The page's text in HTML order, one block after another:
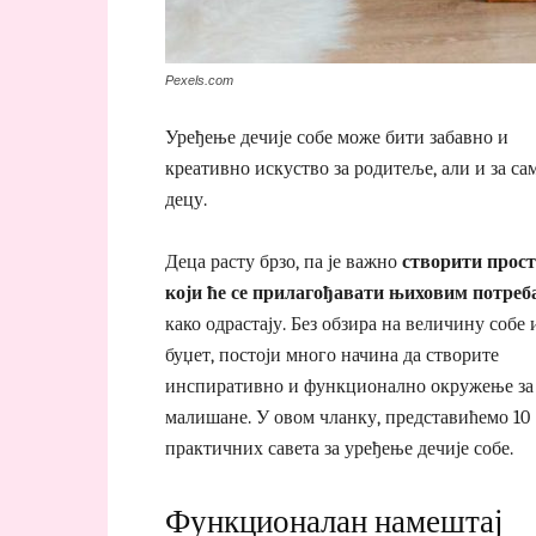
Pexels.com
Уређење дечије собе може бити забавно и
креативно искуство за родитеље, али и за
децу.
Деца расту брзо, па је важно створити
који ће се прилагођавати њиховим
како одрастају. Без обзира на величину собе
буџет, постоји много начина да створите
инспиративно и функционално окружење
малишане. У овом чланку, представићемо 10
практичних савета за уређење дечије собе.
Функционалан намештај